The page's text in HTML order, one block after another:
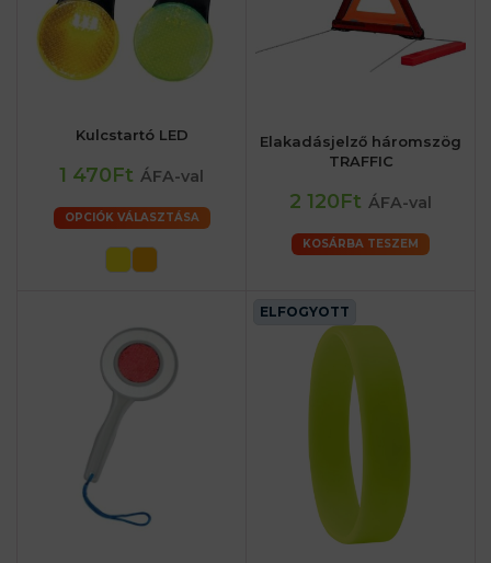
Kulcstartó LED
1 470Ft ÁFA-val
OPCIÓK VÁLASZTÁSA
Elakadásjelző háromszög
TRAFFIC
2 120Ft ÁFA-val
KOSÁRBA TESZEM
ELFOGYOTT